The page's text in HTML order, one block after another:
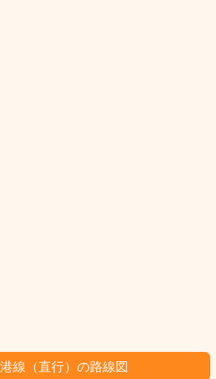
線（直行）の路線図